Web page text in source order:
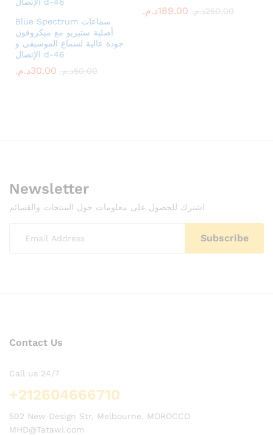
Blue Spectrum سماعات
أصلية ستيريو مع ميكروفون
جودة عالية لسماع الموسيقى و
الإتصال d-46
30.00د.م. 50.00د.م.
189.00د.م. 250.00د.م.
Newsletter
اشترك للحصول على معلومات حول المنتجات والقسائم
Contact Us
Call us 24/7
+212604666710
502 New Design Str, Melbourne, MOROCCO
MHD@Tatawi.com